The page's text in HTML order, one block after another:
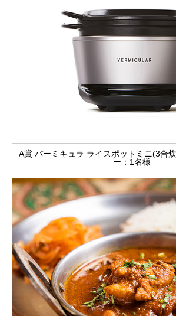
A賞 バーミキュラ ライスポットミニ(3合
ー：1名様